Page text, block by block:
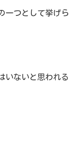
一つとして挙げら
いないと思われる